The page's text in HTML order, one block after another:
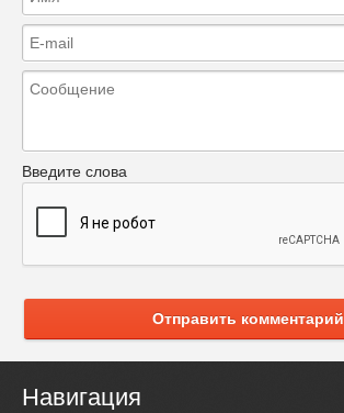
Введите слова
Отправить комментарий
Навигация